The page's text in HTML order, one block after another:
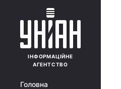
ІНФОРМАЦІЙНЕ
АГЕНТСТВО
Головна